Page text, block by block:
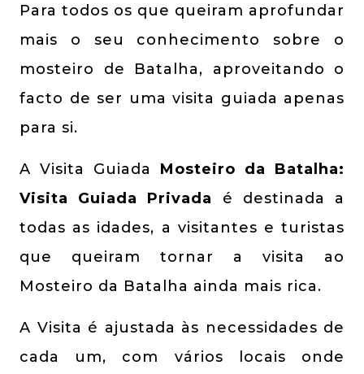
Para todos os que queiram aprofundar
mais o seu conhecimento sobre o
mosteiro de Batalha, aproveitando o
facto de ser uma visita guiada apenas
para si.
A Visita Guiada Mosteiro da Batalha:
Visita Guiada Privada
é destinada a
todas as idades, a visitantes e turistas
que queiram tornar a visita ao
Mosteiro da Batalha ainda mais rica.
A Visita é ajustada às necessidades de
cada um, com vários locais onde